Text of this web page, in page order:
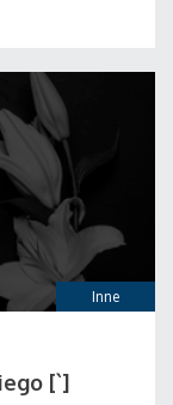
Inne
[`]